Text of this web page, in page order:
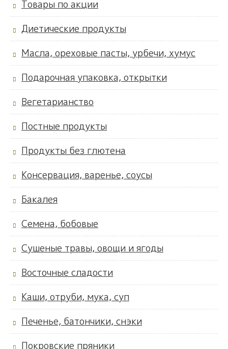
Товары по акции
Диетические продукты
Масла, ореховые пасты, урбечи, хумус
Подарочная упаковка, открытки
Вегетарианство
Постные продукты
Продукты без глютена
Консервация, варенье, соусы
Бакалея
Семена, бобовые
Сушеные травы, овощи и ягоды
Восточные сладости
Каши, отруби, мука, суп
Печенье, батончики, снэки
Покровские пряники